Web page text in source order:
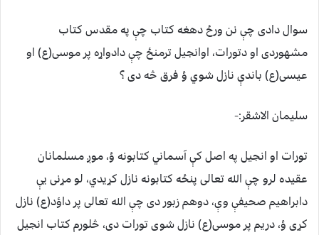
سوال دادی چې نن ورځ دهغه کتاب چې په مقدس کتاب
مشهوردی او دتورات، اوانجیل ترمنځ چې دادواړه پر موسی(ع) او
عیسی(ع) باندې نازل شوي ؤ فرق څه دی ؟
سلیمان الاشقر:-
تورات او انجیل په اصل کې آسماني کتابونه ؤ، موږ مسلمانان
عقیده لرو چې الله تعالی پنځه کتابونه نازل کړيدي، لو مړنی یې
دابراهیم صحیفې وې، دوهم زبور دی چې الله تعالی پر داؤد(ع) نازل
کړی ؤ، دریم پر موسی(ع) نازل شوی تورات دی، څلورم کتاب انجیل